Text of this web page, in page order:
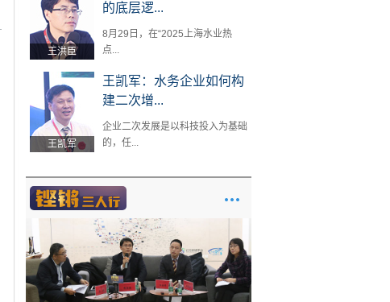
王洪臣
的底层逻...
8月29日，在“2025上海水业热
点...
王凯军
王凯军：水务企业如何构
建二次增...
企业二次发展是以科技投入为基础
的，任...